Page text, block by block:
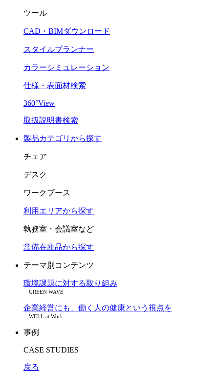
ツール
CAD・BIMダウンロード
スタイルプランナー
カラーシミュレーション
仕様・表面材検索
360°View
取扱説明書検索
製品カテゴリから探す
チェア
デスク
ワークブース
利用エリアから探す
執務室・会議室など
常備在庫品から探す
テーマ別コンテンツ
環境課題に対する取り組み
GREEN WAVE
企業経営にも、働く人の健康という視点を
WELL at Work
事例
CASE STUDIES
戻る